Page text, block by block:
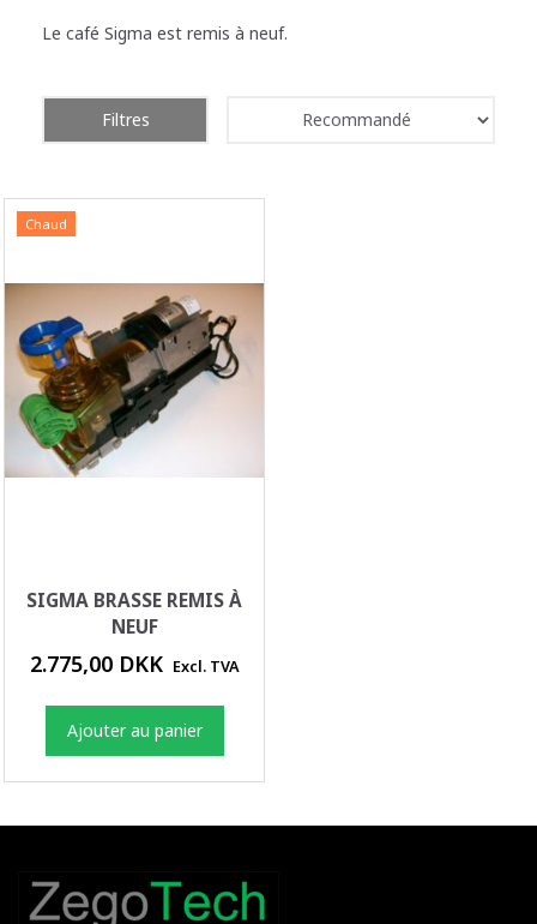
Le café Sigma est remis à neuf.
Filtres
Chaud
SIGMA BRASSE REMIS À
NEUF
2.775,00 DKK Excl. TVA
Ajouter au panier